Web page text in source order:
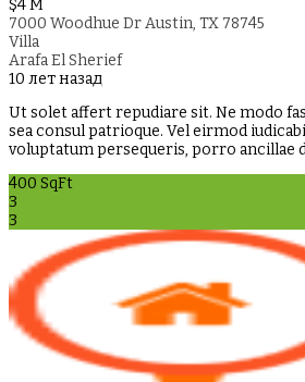
$4 M
7000 Woodhue Dr Austin, TX 78745
Villa
Arafa El Sherief
10 лет назад
Ut solet affert repudiare sit. Ne modo
sea consul patrioque. Vel eirmod
voluptatum persequeris, porro ancillae
400 SqFt
3
3